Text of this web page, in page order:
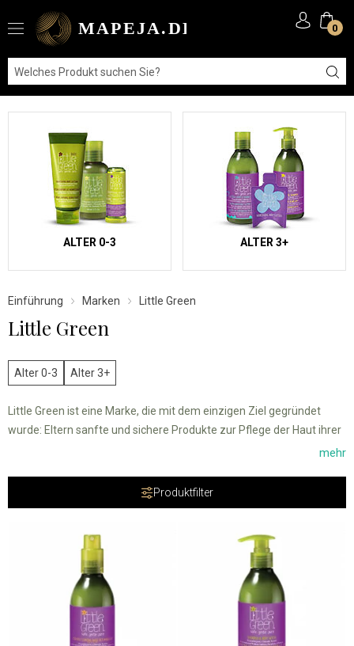
0
Einführung Marken Little Green
Little Green
Alter 0-3 Alter 3+
Little Green ist eine Marke, die mit dem einzigen Ziel gegründet
wurde: Eltern sanfte und sichere Produkte zur Pflege der Haut ihrer
innovative Lösungen, die darauf ausgelegt sind, die beste Pflege
ohne jegliches Risiko zu bieten.
Unsere Produkte werden unter Berücksichtigung der neuesten
Erkenntnisse in der Dermatologie und der Pflege von Kinderhaut
entwickelt. Sie sind hypoallergen, ohne Parabene, Sulfate und
Phthalate, was sicherstellt, dass sie besonders sanft und schonend
zur empfindlichen Haut Ihrer Kleinen sind. Unabhängig davon, ob Sie
nach Shampoos, Conditionern, Duschgels oder anderen Produkten
mehr
ALTER 0-3 ALTER 3+
Produktfilter